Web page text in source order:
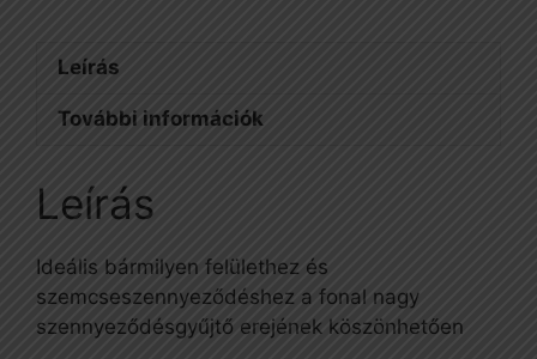
Leírás
További információk
Leírás
Ideális bármilyen felülethez és
szemcseszennyeződéshez a fonal nagy
szennyeződésgyűjtő erejének köszönhetően